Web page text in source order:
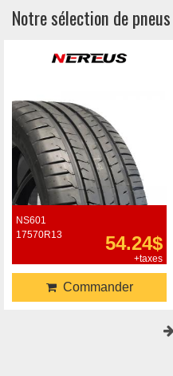
Notre sélection de pneus
NS601
17570R13
54.24$
+taxes
Commander